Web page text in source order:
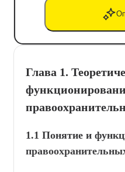
Глава 1.
1.1 Понятие и